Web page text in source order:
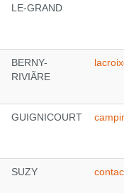
LE-GRAND
BERNY-
RIVIÃRE
GUIGNICOURT
SUZY